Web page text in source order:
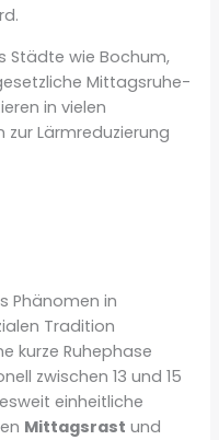
Städte wie Bochum,
Mittagsruhe-
in vielen
Lärmreduzierung
Phänomen in
Tradition
kurze Ruhephase
zwischen 13 und 15
einheitliche
Mittagsrast und